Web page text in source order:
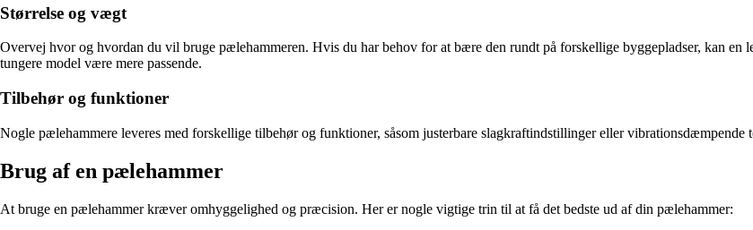
Størrelse og vægt
Overvej hvor og hvordan du vil bruge pælehammeren. Hvis du har behov for at bære den rundt på forskellige byggepladser, kan
tungere model være mere passende.
Tilbehør og funktioner
Nogle pælehammere leveres med forskellige tilbehør og funktioner, såsom justerbare slagkraftindstillinger eller
Brug af en pælehammer
At bruge en pælehammer kræver omhyggelighed og præcision. Her er nogle vigtige trin til at få det bedste ud af din pælehammer: